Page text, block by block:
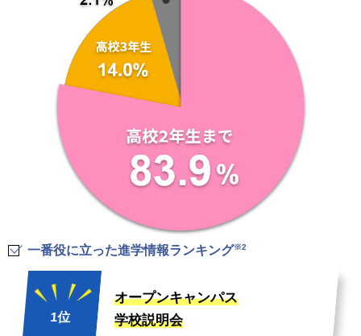
一番役に立った進学情報ランキング※2
1位
オープンキャンパス
学校説明会